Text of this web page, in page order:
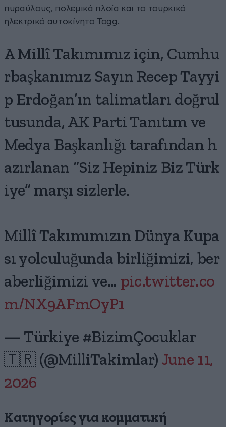
πυραύλους, πολεμικά πλοία και το τουρκικό
ηλεκτρικό αυτοκίνητο Togg.
A Millî Takımımız için, Cumhu
rbaşkanımız Sayın Recep Tayyi
p Erdoğan’ın talimatları doğrul
tusunda, AK Parti Tanıtım ve
Medya Başkanlığı tarafından h
azırlanan “Siz Hepiniz Biz Türk
iye” marşı sizlerle.
Millî Takımımızın Dünya Kupa
sı yolculuğunda birliğimizi, ber
aberliğimizi ve… pic.twitter.co
m/NX9AFmOyP1
— Türkiye #BizimÇocuklar
🇹🇷 (@MilliTakimlar) June 11,
2026
Κατηγορίες για κομματική